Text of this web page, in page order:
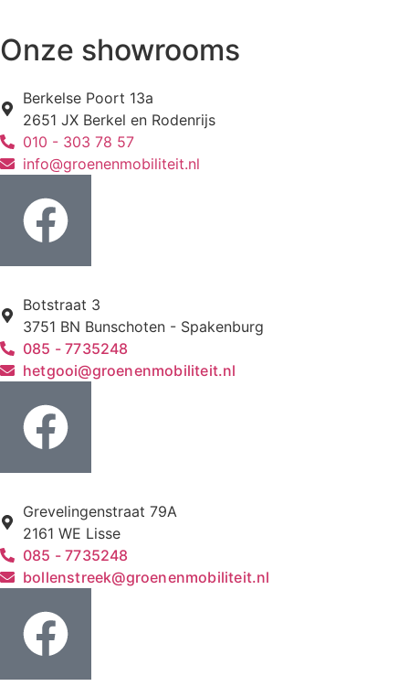
Onze showrooms
Berkelse Poort 13a
2651 JX Berkel en Rodenrijs
010 - 303 78 57
info@groenenmobiliteit.nl
Botstraat 3
3751 BN Bunschoten - Spakenburg
085 - 7735248
hetgooi@groenenmobiliteit.nl
Grevelingenstraat 79A
2161 WE Lisse
085 - 7735248
bollenstreek@groenenmobiliteit.nl